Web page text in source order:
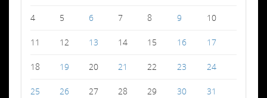
4 5 6 7 8 9 10
11 12 13 14 15 16 17
18 19 20 21 22 23 24
25 26 27 28 29 30 31